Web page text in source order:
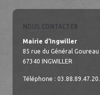
NOUS CONTACTER
Mairie d’Ingwiller
85 rue du Général Goureau
67340 INGWILLER
Téléphone : 03.88.89.47.20.